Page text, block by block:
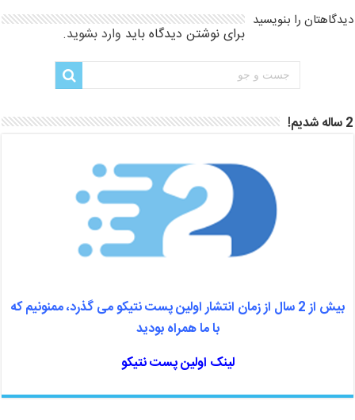
دیدگاهتان را بنویسید
برای نوشتن دیدگاه باید وارد بشوید.
2 ساله شدیم!
بیش از 2 سال از زمان انتشار اولین پست نتیکو می گذرد، ممنونیم که
با ما همراه بودید
لینک اولین پست نتیکو